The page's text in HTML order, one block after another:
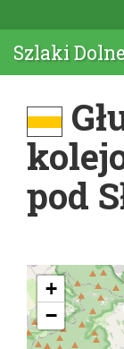
Szlaki
pod
+
−